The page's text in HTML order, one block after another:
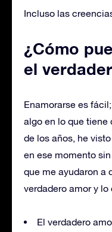
Incluso las
¿Cómo
el
Enamorarse es
algo en lo que tiene
de los años, he
en ese momento
que me ayudaron a
verdadero amor y
El verdadero